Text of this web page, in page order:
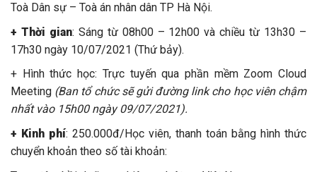
Toà Dân sự – Toà án nhân dân TP Hà Nội.
+ Thời gian: Sáng từ 08h00 – 12h00 và chiều từ 13h30 –
17h30 ngày 10/07/2021 (Thứ bảy).
+ Hình thức học: Trực tuyến qua phần mềm Zoom Cloud
Meeting (Ban tổ chức sẽ gửi đường link cho học viên chậm
nhất vào 15h00 ngày 09/07/2021).
+ Kinh phí: 250.000đ/Học viên, thanh toán bằng hình thức
chuyển khoản theo số tài khoản: